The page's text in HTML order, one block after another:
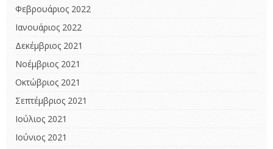
Φεβρουάριος 2022
Ιανουάριος 2022
Δεκέμβριος 2021
Νοέμβριος 2021
Οκτώβριος 2021
Σεπτέμβριος 2021
Ιούλιος 2021
Ιούνιος 2021